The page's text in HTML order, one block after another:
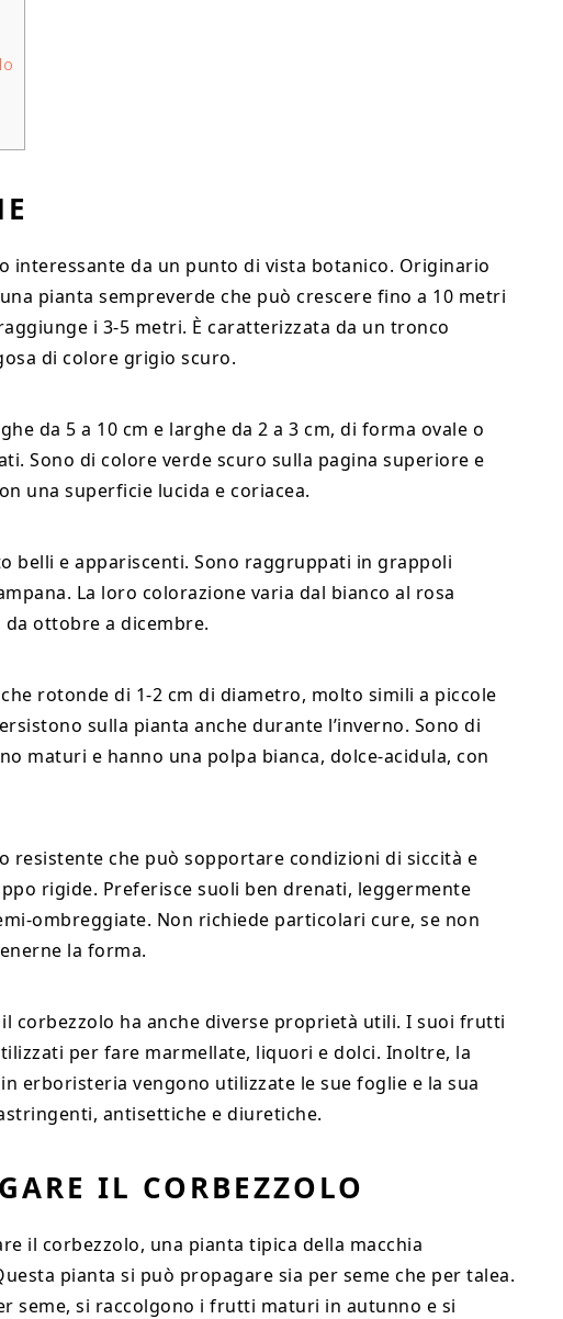
interessante da un punto di vista botanico. Originario
pianta sempreverde che può crescere fino a 10 metri
i 3-5 metri. È caratterizzata da un tronco
di colore grigio scuro.
da 5 a 10 cm e larghe da 2 a 3 cm, di forma ovale o
Sono di colore verde scuro sulla pagina superiore e
una superficie lucida e coriacea.
belli e appariscenti. Sono raggruppati in grappoli
La loro colorazione varia dal bianco al rosa
ottobre a dicembre.
rotonde di 1-2 cm di diametro, molto simili a piccole
sulla pianta anche durante l’inverno. Sono di
maturi e hanno una polpa bianca, dolce-acidula, con
resistente che può sopportare condizioni di siccità e
rigide. Preferisce suoli ben drenati, leggermente
ombreggiate. Non richiede particolari cure, se non
la forma.
corbezzolo ha anche diverse proprietà utili. I suoi frutti
per fare marmellate, liquori e dolci. Inoltre, la
erboristeria vengono utilizzate le sue foglie e la sua
antisettiche e diuretiche.
IL CORBEZZOLO
il corbezzolo, una pianta tipica della macchia
pianta si può propagare sia per seme che per talea.
seme, si raccolgono i frutti maturi in autunno e si